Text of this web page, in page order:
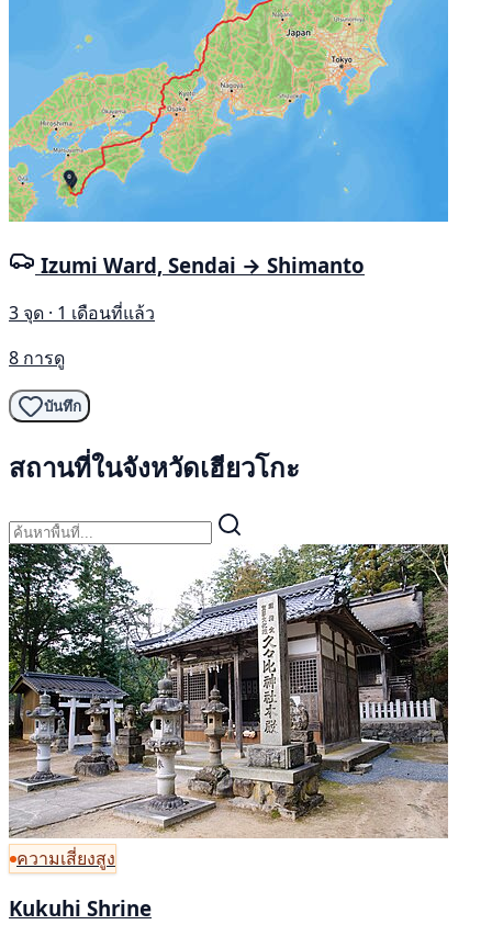
Izumi Ward, Sendai → Shimanto
3 จุด · 1 เดือนที่แล้ว
8 การดู
บันทึก
สถานที่ในจังหวัดเฮียวโกะ
ความเสี่ยงสูง
Kukuhi Shrine